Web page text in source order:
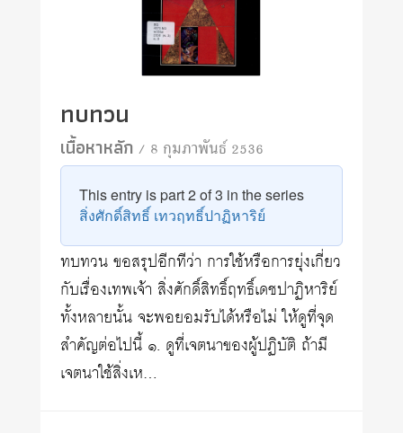
ทบทวน
เนื้อหาหลัก/ 8 กุมภาพันธ์ 2536
This entry is part 2 of 3 in the series
สิ่งศักดิ์สิทธิ์ เทวฤทธิ์ปาฏิหาริย์
ทบทวน ขอสรุปอีกทีว่า การใช้หรือการยุ่งเกี่ยว
กับเรื่องเทพเจ้า สิ่งศักดิ์สิทธิ์ฤทธิ์เดชปาฏิหาริย์
ทั้งหลายนั้น จะพอยอมรับได้หรือไม่ ให้ดูที่จุด
สำคัญต่อไปนี้ ๑. ดูที่เจตนาของผู้ปฏิบัติ ถ้ามี
เจตนาใช้สิ่งเห…